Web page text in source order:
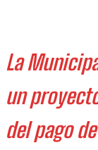
La
un
del pago